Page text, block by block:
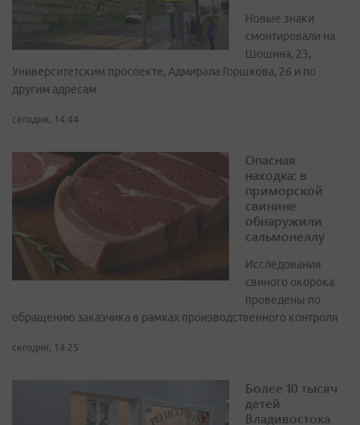
Новые знаки
смонтировали на
Шошина, 23,
Университетским проспекте, Адмирала Горшкова, 26 и по
другим адресам
сегодня, 14:44
Опасная
находка: в
приморской
свинине
обнаружили
сальмонеллу
Исследования
свиного окорока
проведены по
обращению заказчика в рамках производственного контроля
сегодня, 14:25
Более 10 тысяч
детей
Владивостока